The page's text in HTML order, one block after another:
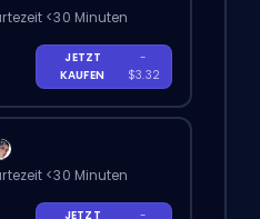
<30 Minuten
JETZT
KAUFEN
-
$3.32
<30 Minuten
JETZT -